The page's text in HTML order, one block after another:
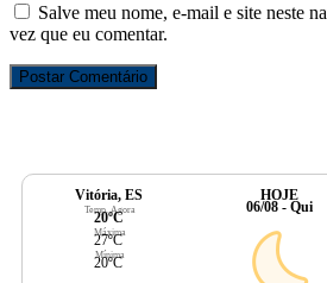
Salve meu nome, e-mail e site neste
vez que eu comentar.
Vitória, ES
Temp. Agora
20ºC
Máxima
27ºC
Mínima
20ºC
HOJE
06/08 - Qui